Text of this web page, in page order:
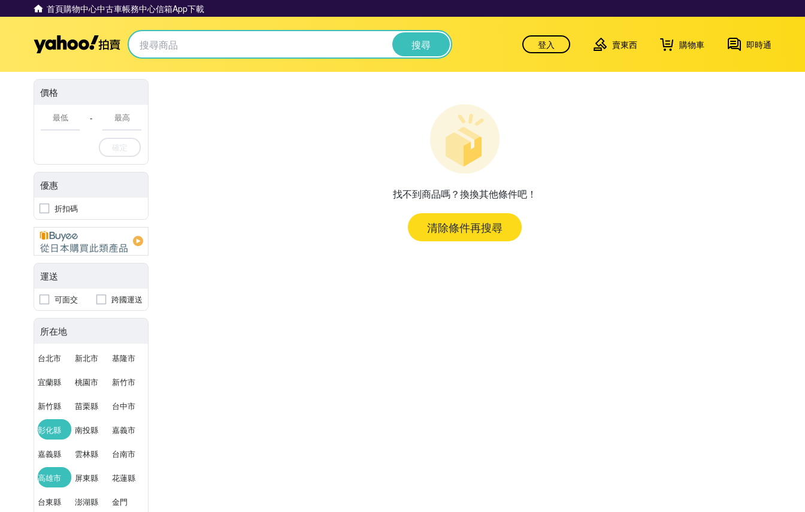
首頁購物中心中古車帳務中心信箱App下載
Yahoo拍賣 搜尋 登入 賣東西 購物車 即時通
價格
-
確定
優惠
折扣碼
運送
可面交 跨國運送
所在地
台北市 新北市 基隆市
宜蘭縣 桃園市 新竹市
新竹縣 苗栗縣 台中市
彰化縣 南投縣 嘉義市
嘉義縣 雲林縣 台南市
高雄市 屏東縣 花蓮縣
台東縣 澎湖縣 金門
找不到商品嗎？換換其他條件吧！
清除條件再搜尋